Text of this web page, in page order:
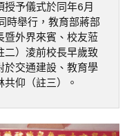
予儀式於同年6月
時舉行，教育部蔣部
暨外界來賓、校友蒞
二）淩前校長早歲致
於交通建設、教育學
仰（註三）。